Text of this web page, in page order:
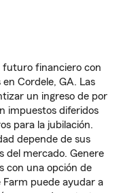
futuro financiero con
Cordele, GA. Las
un ingreso de por
impuestos diferidos
para la jubilación.
depende de sus
del mercado. Genere
con una opción de
puede ayudar a